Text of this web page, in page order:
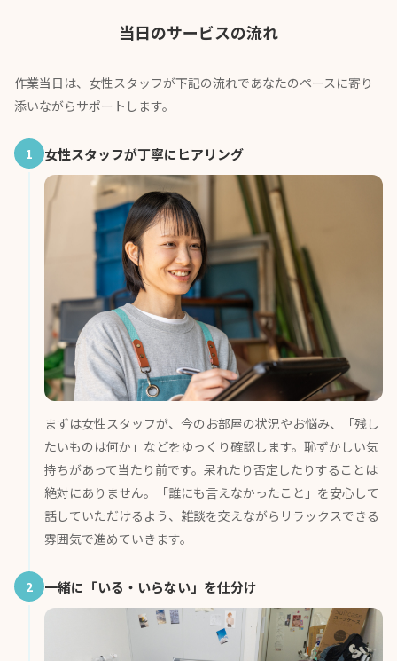
当日のサービスの流れ
作業当日は、女性スタッフが下記の流れであなたのペースに寄り
添いながらサポートします。
1 女性スタッフが丁寧にヒアリング
まずは女性スタッフが、今のお部屋の状況やお悩み、「残し
たいものは何か」などをゆっくり確認します。恥ずかしい気
持ちがあって当たり前です。呆れたり否定したりすることは
絶対にありません。「誰にも言えなかったこと」を安心して
話していただけるよう、雑談を交えながらリラックスできる
雰囲気で進めていきます。
2 一緒に「いる・いらない」を仕分け